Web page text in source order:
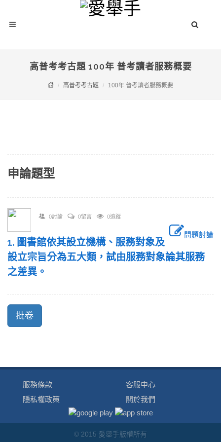
高普考考古題 100年 普考讀者服務概要
高普考考古題 100年 普考讀者服務概要
申論題型
0討論 0留言 0追蹤
問題討論
1. 圖書館依其設立機構、服務對象及
設立宗旨分為五大類，試由服務對象論其服務
之差異。
服務條款
隱私權政策
客服中心
關於我們
© 2015 愛舉手版權所有